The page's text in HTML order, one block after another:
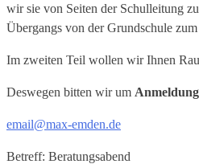
wir sie von Seiten der Schulleitung
Übergangs von der Grundschule
Im zweiten Teil wollen wir Ihnen
Deswegen bitten wir um
email@max-emden.de
Betreff: Beratungsabend